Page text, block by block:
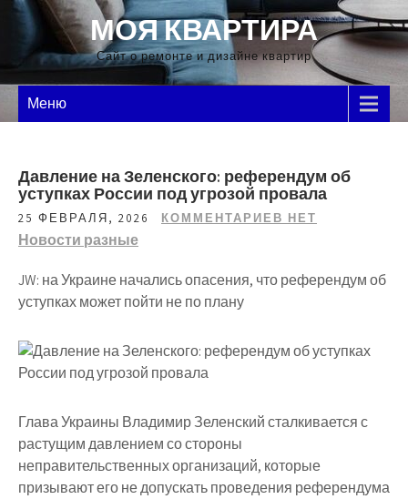
Перейти
содержимому
МОЯ КВАРТИРА
Сайт о ремонте и дизайне квартир
Меню
Давление на Зеленского: референдум об
уступках России под угрозой провала
25 ФЕВРАЛЯ, 2026 КОММЕНТАРИЕВ НЕТ
Новости разные
JW: на Украине начались опасения, что референдум об
уступках может пойти не по плану
Глава Украины Владимир Зеленский сталкивается с
растущим давлением со стороны
неправительственных организаций, которые
призывают его не допускать проведения референдума